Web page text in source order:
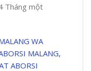
Tháng một
WA
MALANG,
ABORSI